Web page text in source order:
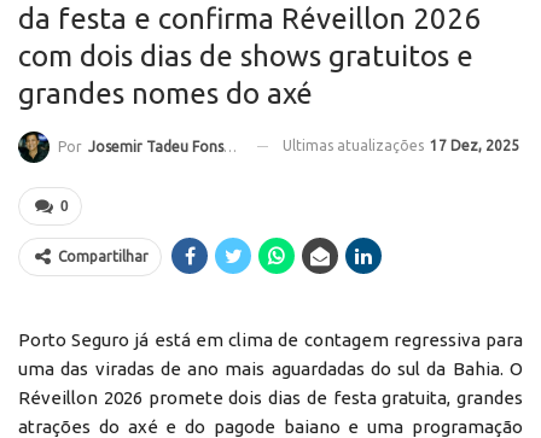
da festa e confirma Réveillon 2026
com dois dias de shows gratuitos e
grandes nomes do axé
Por Josemir Tadeu Fonseca Ultimas atualizações 17 Dez, 2025
0
Compartilhar
Porto Seguro já está em clima de contagem regressiva para
uma das viradas de ano mais aguardadas do sul da Bahia. O
Réveillon 2026 promete dois dias de festa gratuita, grandes
atrações do axé e do pagode baiano e uma programação